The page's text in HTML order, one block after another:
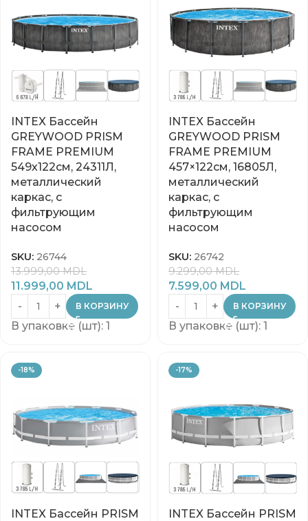
INTEX Бассейн
GREYWOOD PRISM
FRAME PREMIUM
549х122см, 24311Л,
металлический
каркас, с
фильтрующим
насосом
SKU: 26744
13.999,00MDL
11.999,00 MDL
В КОРЗИНУ
В упаковке (шт): 1
INTEX Бассейн
GREYWOOD PRISM
FRAME PREMIUM
457×122см, 16805Л,
металлический
каркас, с
фильтрующим
насосом
SKU: 26742
9.299,00MDL
7.599,00 MDL
В КОРЗИНУ
В упаковке (шт): 1
-18%
INTEX Бассейн PRISM
-17%
INTEX Бассейн PRISM